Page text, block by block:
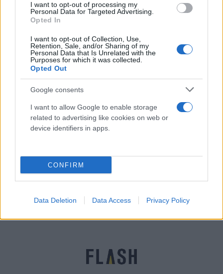
I want to opt-out of processing my
Personal Data for Targeted Advertising.
Opted In
I want to opt-out of Collection, Use,
Retention, Sale, and/or Sharing of my
Personal Data that Is Unrelated with the
Purposes for which it was collected.
Opted Out
Google consents
I want to allow Google to enable storage
related to advertising like cookies on web or
device identifiers in apps.
CONFIRM
Data Deletion Data Access Privacy Policy
03.12.2022 11:54
Εμπειρογνωμόνων για το πως θα ανοίξουν
30.08.2022 09:06
Αγγελική